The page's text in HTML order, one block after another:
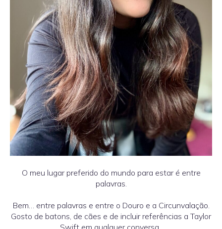
O meu lugar preferido do mundo para estar é entre
palavras.
Bem… entre palavras e entre o Douro e a Circunvalação.
Gosto de batons, de cães e de incluir referências a Taylor
Swift em qualquer conversa.